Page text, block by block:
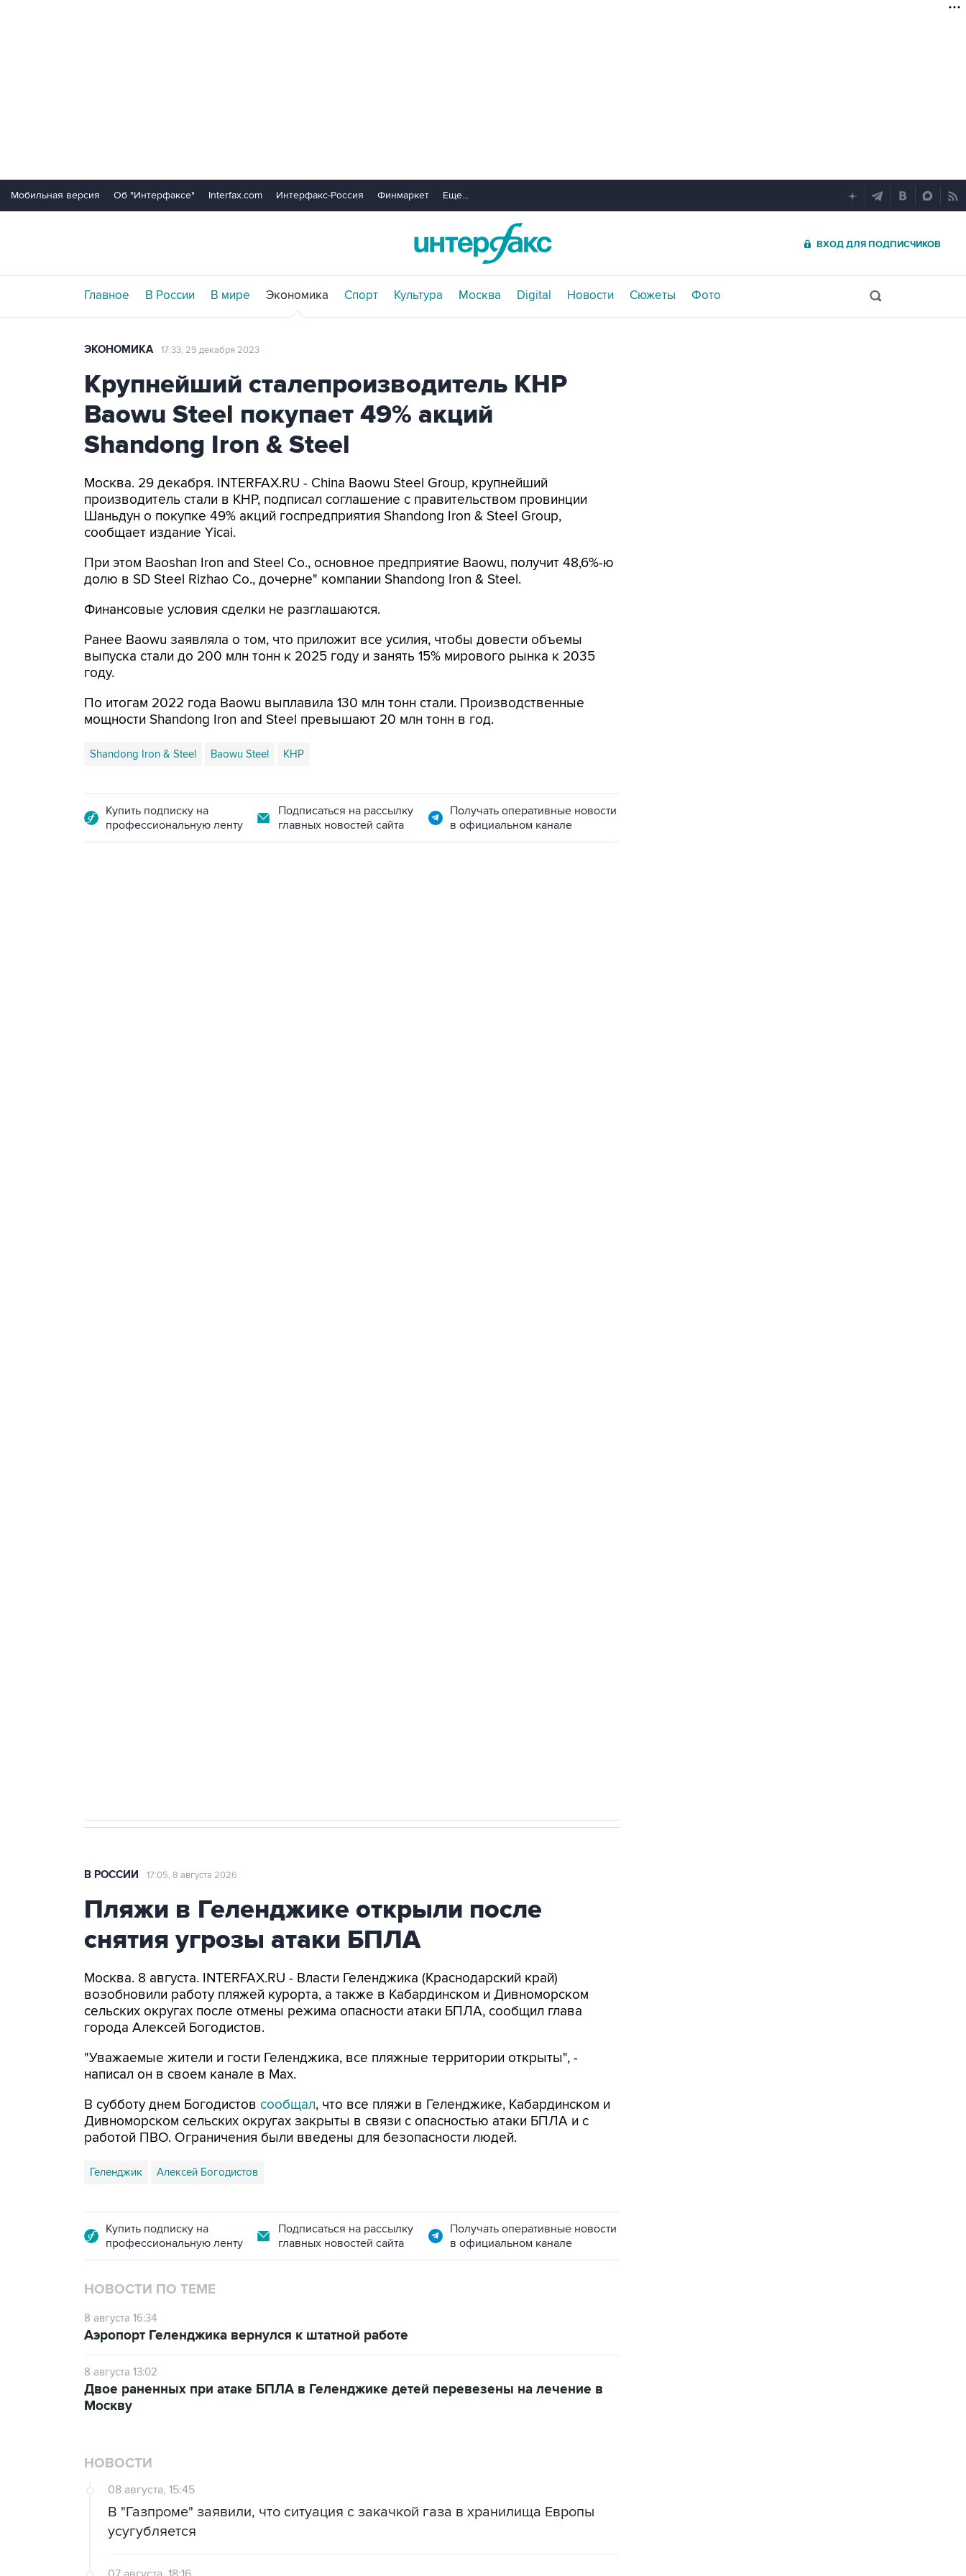
Мобильная версия Об "Интерфаксе" Interfax.com Интерфакс-Россия Финмаркет Еще...
ВХОД ДЛЯ ПОДПИСЧИКОВ
Главное В России В мире Экономика Спорт Культура Москва Digital Новости Сюжеты Фото
ЭКОНОМИКА 17:33, 29 декабря 2023
Крупнейший сталепроизводитель КНР
Baowu Steel покупает 49% акций
Shandong Iron & Steel
Москва. 29 декабря. INTERFAX.RU - China Baowu Steel Group, крупнейший
производитель стали в КНР, подписал соглашение с правительством провинции
Шаньдун о покупке 49% акций госпредприятия Shandong Iron & Steel Group,
сообщает издание Yicai.
При этом Baoshan Iron and Steel Co., основное предприятие Baowu, получит 48,6%-ю
долю в SD Steel Rizhao Co., дочерне" компании Shandong Iron & Steel.
Финансовые условия сделки не разглашаются.
Ранее Baowu заявляла о том, что приложит все усилия, чтобы довести объемы
выпуска стали до 200 млн тонн к 2025 году и занять 15% мирового рынка к 2035
году.
По итогам 2022 года Baowu выплавила 130 млн тонн стали. Производственные
мощности Shandong Iron and Steel превышают 20 млн тонн в год.
Shandong Iron & Steel Baowu Steel КНР
Купить подписку на
профессиональную ленту
Подписаться на рассылку
главных новостей сайта
Получать оперативные новости
в официальном канале
В РОССИИ 17:05, 8 августа 2026
Пляжи в Геленджике открыли после
снятия угрозы атаки БПЛА
Москва. 8 августа. INTERFAX.RU - Власти Геленджика (Краснодарский край)
возобновили работу пляжей курорта, а также в Кабардинском и Дивноморском
сельских округах после отмены режима опасности атаки БПЛА, сообщил глава
города Алексей Богодистов.
"Уважаемые жители и гости Геленджика, все пляжные территории открыты", -
написал он в своем канале в Max.
В субботу днем Богодистов сообщал, что все пляжи в Геленджике, Кабардинском и
Дивноморском сельских округах закрыты в связи с опасностью атаки БПЛА и с
работой ПВО. Ограничения были введены для безопасности людей.
Геленджик Алексей Богодистов
Купить подписку на
профессиональную ленту
Подписаться на рассылку
главных новостей сайта
Получать оперативные новости
в официальном канале
НОВОСТИ ПО ТЕМЕ
8 августа 16:34
Аэропорт Геленджика вернулся к штатной работе
8 августа 13:02
Двое раненных при атаке БПЛА в Геленджике детей перевезены на лечение в
Москву
НОВОСТИ
08 августа, 15:45
В "Газпроме" заявили, что ситуация с закачкой газа в хранилища Европы
усугубляется